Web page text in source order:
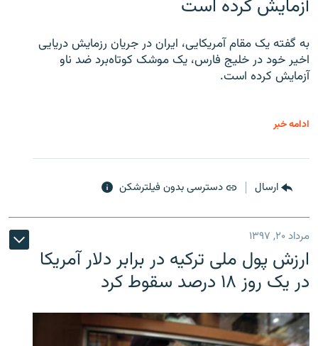
آزمایش کرده است
به گفته یک مقام آمریکایی، ایران در جریان رزمایش دریایی
اخیر خود در خلیج فارس، یک موشک کوتاه‌برد ضد ناو
آزمایش کرده است.
ادامه خبر
ارسال دسترسی بدون فیلترشکن
مرداد ۲۰, ۱۳۹۷
ارزش پول ملی ترکیه در برابر دلار آمریکا
در یک روز ۱۸ درصد سقوط کرد